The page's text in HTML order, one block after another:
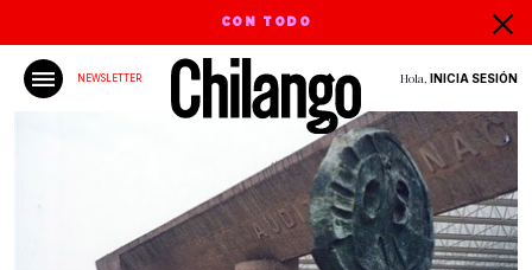
CON TODO
NEWSLETTER Hola, INICIA SESIÓN